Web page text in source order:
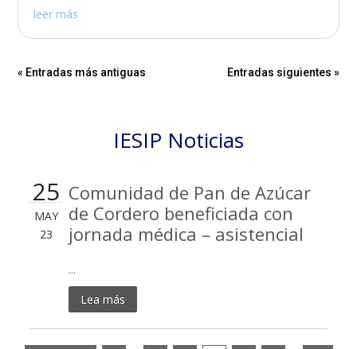
leer más
« Entradas más antiguas Entradas siguientes »
IESIP Noticias
25
MAY
23
Comunidad de Pan de Azúcar
de Cordero beneficiada con
jornada médica – asistencial
...
Lea más